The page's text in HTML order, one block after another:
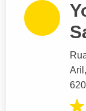
Aril,
620